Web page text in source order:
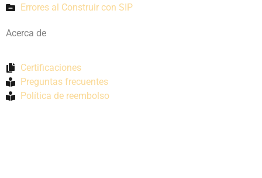
Errores al Construir con SIP
Acerca de
Certificaciones
Preguntas frecuentes
Política de reembolso